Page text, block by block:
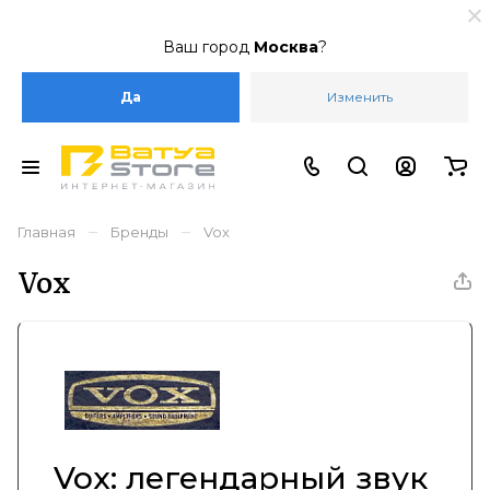
Ваш город Москва?
Да Изменить
Главная – Бренды – Vox
Vox
Vox: легендарный звук